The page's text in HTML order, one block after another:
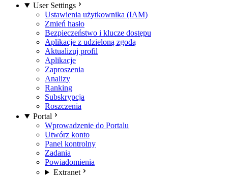
User Settings
Ustawienia użytkownika (IAM)
Zmień hasło
Bezpieczeństwo i klucze dostępu
Aplikacje z udzieloną zgodą
Aktualizuj profil
Aplikacje
Zaproszenia
Analizy
Ranking
Subskrypcja
Roszczenia
Portal
Wprowadzenie do Portalu
Utwórz konto
Panel kontrolny
Zadania
Powiadomienia
Extranet